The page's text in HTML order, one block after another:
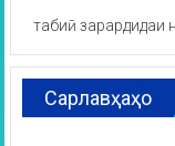
табиӣ зарардидаи
Сарлавҳаҳо